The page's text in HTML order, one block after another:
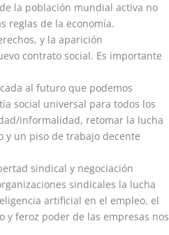
la población mundial activa no
reglas de la economía.
y la aparición
contrato social. Es importante
al futuro que podemos
social universal para todos los
informalidad, retomar la lucha
un piso de trabajo decente
sindical y negociación
sindicales la lucha
artificial en el empleo, el
y feroz poder de las empresas nos